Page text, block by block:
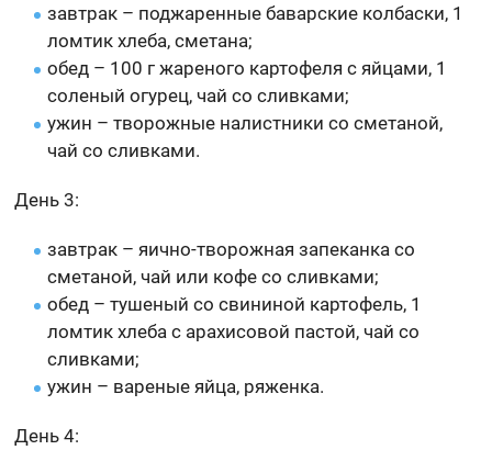
завтрак – поджаренные баварские колбаски, 1
ломтик хлеба, сметана;
обед – 100 г жареного картофеля с яйцами, 1
соленый огурец, чай со сливками;
ужин – творожные налистники со сметаной,
чай со сливками.
День 3:
завтрак – яично-творожная запеканка со
сметаной, чай или кофе со сливками;
обед – тушеный со свининой картофель, 1
ломтик хлеба с арахисовой пастой, чай со
сливками;
ужин – вареные яйца, ряженка.
День 4: